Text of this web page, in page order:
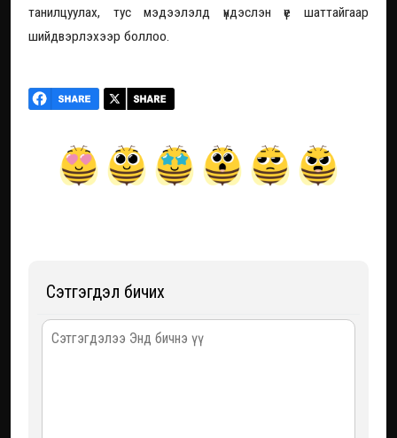
танилцуулах, тус мэдээлэлд үндэслэн үе шаттайгаар
шийдвэрлэхээр боллоо.
Сэтгэгдэл бичих